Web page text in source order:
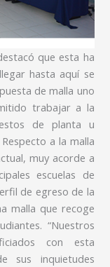
que esta ha
hasta aquí se
de malla uno
trabajar a la
de planta u
a la malla
muy acorde a
escuelas de
de egreso de la
malla que recoge
“Nuestros
con esta
sus inquietudes